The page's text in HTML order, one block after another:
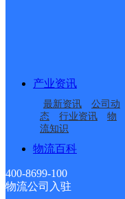
产业资讯
最新资讯
公司动
态
行业资讯
物
流知识
物流百科
400-8699-100
物流公司入驻
石山镇
岳化工
地 无棣
县小泊头
佘家镇